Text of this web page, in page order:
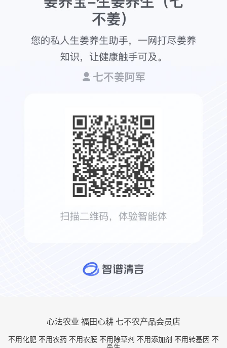
心法农业 福田心耕 七不农产品会员店
不用化肥 不用农药 不用农膜 不用除草剂 不用添加剂 不用转基因 不